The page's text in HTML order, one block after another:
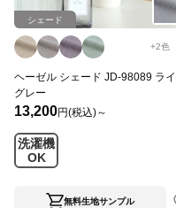
シェード
+2色
ヘーゼル シェード JD-98089 ライ
グレー
13,200円(税込)～
洗濯機
OK
無料生地サンプル